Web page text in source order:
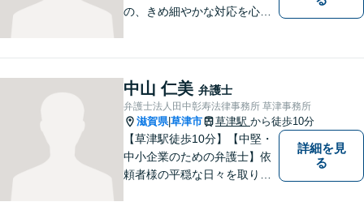
の、きめ細やかな対応を心が
行います！【完全個室】
中山 仁美 弁護士
弁護士法人田中彰寿法律事務所 草津事務所
滋賀県|草津市 草津駅 から徒歩10分
【草津駅徒歩10分】【中堅・
中小企業のための弁護士】依
頼者様の平穏な日々を取り戻
詳細を見
る